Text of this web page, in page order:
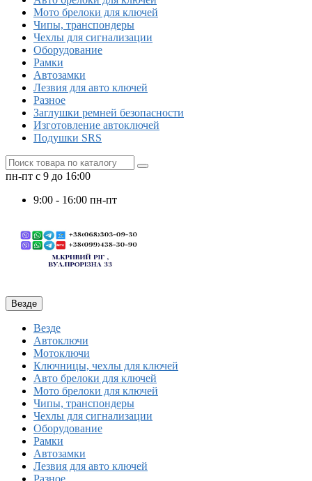
Мото брелоки для ключей
Чипы, транспондеры
Чехлы для сигнализации
Оборудование
Рамки
Автозамки
Лезвия для авто ключей
Разное
Заглушки ремней безопасности
Изготовление автоключей
Подушки SRS
пн-пт с 9 до 16:00
9:00 - 16:00 пн-пт
Везде
Везде
Автоключи
Мотоключи
Ключницы, чехлы для ключей
Авто брелоки для ключей
Мото брелоки для ключей
Чипы, транспондеры
Чехлы для сигнализации
Оборудование
Рамки
Автозамки
Лезвия для авто ключей